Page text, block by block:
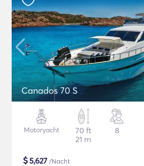
Canados 70 S
Motoryacht
70 ft
21 m
8
$5,627 /Nacht